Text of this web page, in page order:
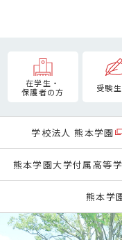
在学生・
保護者の方
受験
学校法人 熊本学園
熊本学園大学付属高等
熊本学